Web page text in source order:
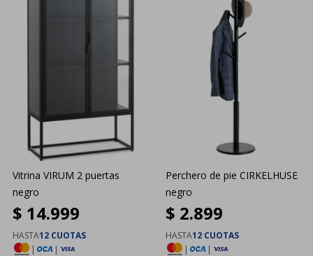
Vitrina VIRUM 2 puertas
negro
$ 14.999
HASTA12 CUOTAS
|
|
Perchero de pie CIRKELHUSE
negro
$ 2.899
HASTA12 CUOTAS
|
|